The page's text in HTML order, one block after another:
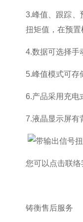
3.峰值、跟踪、
扭矩值，在预
4.数据可选择手
5.峰值模式可存
6.产品采用充电
7.液晶显示屏有
您可以点击联络
铸衡售后服务